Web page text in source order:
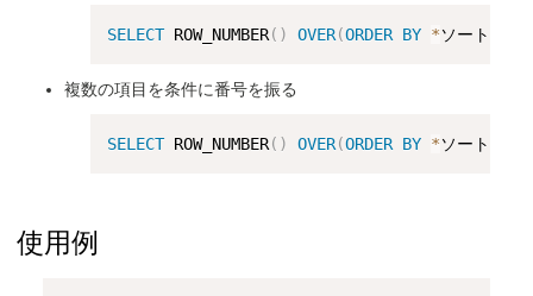
SELECT ROW_NUMBER( ) OVER(ORDER BY *ソートする
複数の項目を条件に番号を振る
SELECT ROW_NUMBER( ) OVER(ORDER BY *ソートする
使用例